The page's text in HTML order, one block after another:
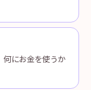
何にお金を使うか